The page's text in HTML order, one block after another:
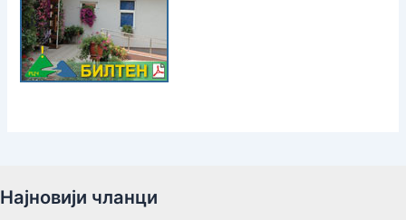
Најновији чланци